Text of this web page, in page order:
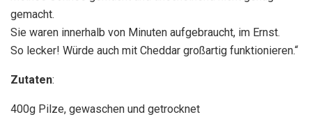
gemacht.
Sie waren innerhalb von Minuten aufgebraucht, im Ernst.
So lecker! Würde auch mit Cheddar großartig funktionieren.“
Zutaten:
400g Pilze, gewaschen und getrocknet